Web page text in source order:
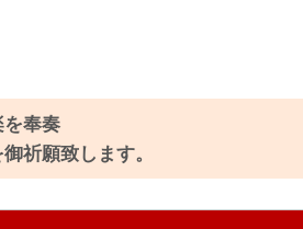
を奉奏
祈願致します。